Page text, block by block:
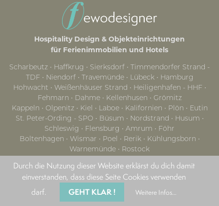
Hospitality Design & Objekteinrichtungen
für Ferienimmobilien und Hotels
Scharbeutz ∙ Haffkrug ∙ Sierksdorf ∙ Timmendorfer Strand -
TDF ∙ Niendorf ∙ Travemünde ∙ Lübeck ∙ Hamburg
Hohwacht ∙ Weißenhäuser Strand ∙ Heiligenhafen - HHF ∙
Fehmarn ∙ Dahme ∙ Kellenhusen ∙ Grömitz
Kappeln ∙ Olpenitz ∙ Kiel ∙ Laboe ∙ Kalifornien ∙ Plön ∙ Eutin
St. Peter-Ording - SPO ∙ Büsum ∙ Nordstrand ∙ Husum ∙
Schleswig ∙ Flensburg ∙ Amrum ∙ Föhr
Boltenhagen ∙ Wismar ∙ Poel ∙ Rerik ∙ Kühlungsborn ∙
Warnemünde ∙ Rostock
Wustrow ∙ Prerow ∙ Mecklenburgische Seenplatte
Stralsund ∙ Rügen ∙ Putbus ∙ Binz ∙ Sellin ∙ Baabe ∙ Göhren ∙
Mönchgut ∙ Glowe ∙ Sellin
Usedom ∙ Zinnowitz ∙ Karlshagen ∙ Koserow ∙ Loddin ∙
Durch die Nutzung dieser Website erklärst du dich damit
einverstanden, dass diese Seite Cookies verwenden
darf.
GEHT KLAR ! Weitere Infos...